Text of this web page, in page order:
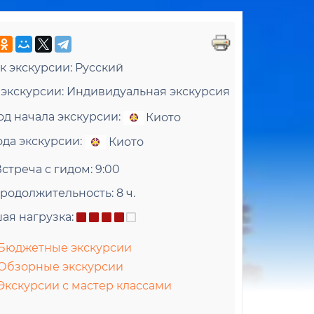
Тэнрю-дзи
Небесного Дракона
экскурсии: Русский
Индивидуальная экскурсия
начала экскурсии:
Киото
экскурсии:
Киото
с гидом:9:00
8 ч.
нагрузка:
экскурсии
экскурсии
с мастер классами